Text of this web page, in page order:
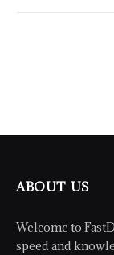
ABOUT US
Welcome to
speed and